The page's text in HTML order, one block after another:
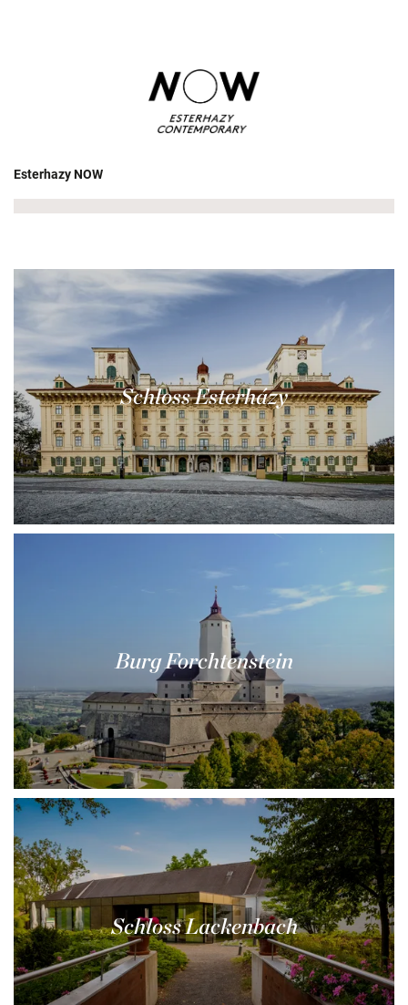
Esterhazy NOW
Schloss Esterházy
Burg Forchtenstein
Schloss Lackenbach